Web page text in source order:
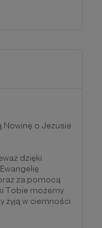
Nowinę o Jezusie
dzięki
za pomocą
Tobie możemy
żyją w ciemności